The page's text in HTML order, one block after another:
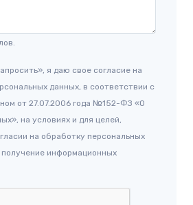
я даю свое согласие на
данных, в соответствии с
от 27.07.2006 года №152-ФЗ «О
на условиях и для целей,
на обработку персональных
информационных